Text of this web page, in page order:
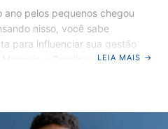
ano pelos pequenos chegou
nisso, você sabe
para influenciar sua gestão
Marcelia e Carolina do Midas
leveza nos seus dias. Na
LEIA MAIS →